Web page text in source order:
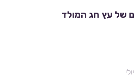
של עץ חג המולד